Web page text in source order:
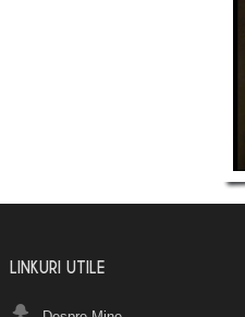
LINKURI UTILE